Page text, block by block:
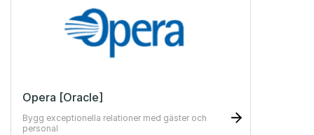
Opera [Oracle]
Bygg exceptionella relationer med gäster och
personal